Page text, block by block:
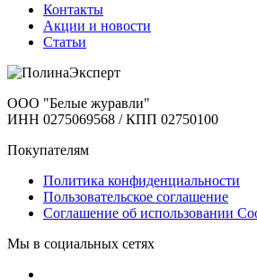
Контакты
Акции и новости
Статьи
ООО "Белые журавли"
ИНН 0275069568 / КПП 02750100
Покупателям
Политика конфиденциальности
Пользовательское соглашение
Соглашение об использовании
Мы в социальных сетях